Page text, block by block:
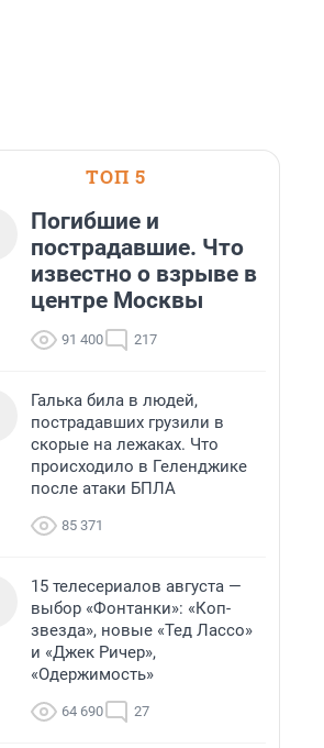
ТОП 5
Погибшие и
пострадавшие. Что
известно о взрыве в
центре Москвы
91 400 217
Галька била в людей,
пострадавших грузили в
скорые на лежаках. Что
происходило в Геленджике
после атаки БПЛА
85 371
15 телесериалов августа —
выбор «Фонтанки»: «Коп-
звезда», новые «Тед Лассо»
и «Джек Ричер»,
«Одержимость»
64 690 27